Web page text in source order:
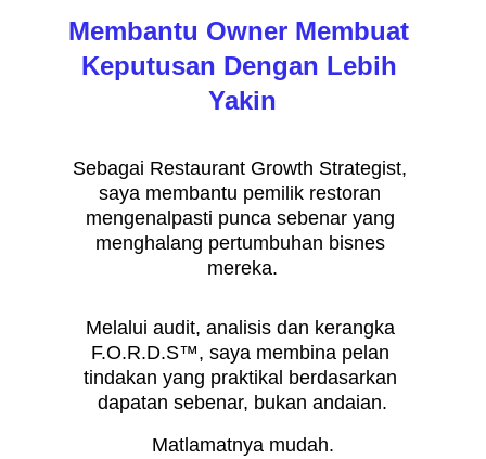
Membantu Owner Membuat
Keputusan Dengan Lebih
Yakin
Sebagai Restaurant Growth Strategist,
saya membantu pemilik restoran
mengenalpasti punca sebenar yang
menghalang pertumbuhan bisnes
mereka.
Melalui audit, analisis dan kerangka
F.O.R.D.S™, saya membina pelan
tindakan yang praktikal berdasarkan
dapatan sebenar, bukan andaian.
Matlamatnya mudah.